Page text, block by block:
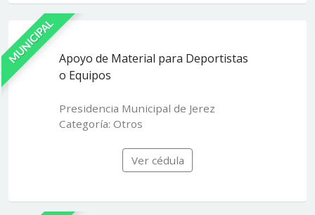
MUNICIPAL Apoyo de Material para Deportistas
o Equipos
Presidencia Municipal de Jerez
Categoría: Otros
Ver cédula